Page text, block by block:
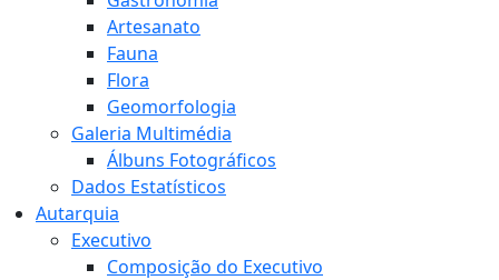
Artesanato
Fauna
Flora
Geomorfologia
Galeria Multimédia
Álbuns Fotográficos
Dados Estatísticos
Autarquia
Executivo
Composição do Executivo